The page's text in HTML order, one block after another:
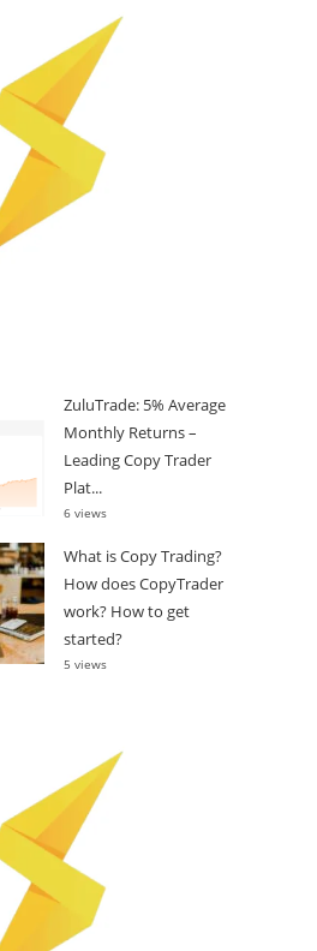
ZuluTrade: 5% Average
Monthly Returns –
Leading Copy Trader
Plat...
6 views
What is Copy Trading?
How does CopyTrader
work? How to get
started?
5 views